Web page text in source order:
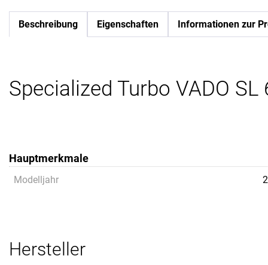
Beschreibung Eigenschaften Informationen zur
Specialized Turbo VADO
Hauptmerkmale
Modelljahr
Hersteller